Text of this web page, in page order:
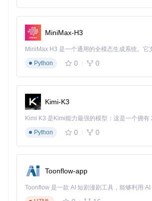
自动清理流程
操作目的
执行命令：双击运行external/
预期结果
：系统提示"是否确认添加到注
完成清理
该操作将删除以下关键注册表项：
n\Global\{41FCC608-8496-4DEF-
F}
ces\nvlddmkm\{41FCC608-8496-
手动清理验证
执行命令 ：regedit（按下Win+R输入
MiniMax-H3
Python
0 0
Kimi-K3
Python
0 0
Toonflow-app